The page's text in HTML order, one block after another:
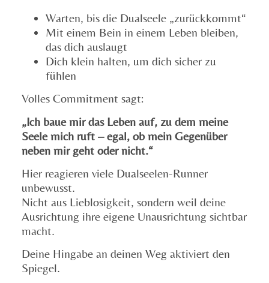
Warten, bis die Dualseele „zurückkommt“
Mit einem Bein in einem Leben bleiben,
das dich auslaugt
Dich klein halten, um dich sicher zu
fühlen
Volles Commitment sagt:
„Ich baue mir das Leben auf, zu dem meine
Seele mich ruft – egal, ob mein Gegenüber
neben mir geht oder nicht.“
Hier reagieren viele Dualseelen-Runner
unbewusst.
Nicht aus Lieblosigkeit, sondern weil deine
Ausrichtung ihre eigene Unausrichtung sichtbar
macht.
Deine Hingabe an deinen Weg aktiviert den
Spiegel.